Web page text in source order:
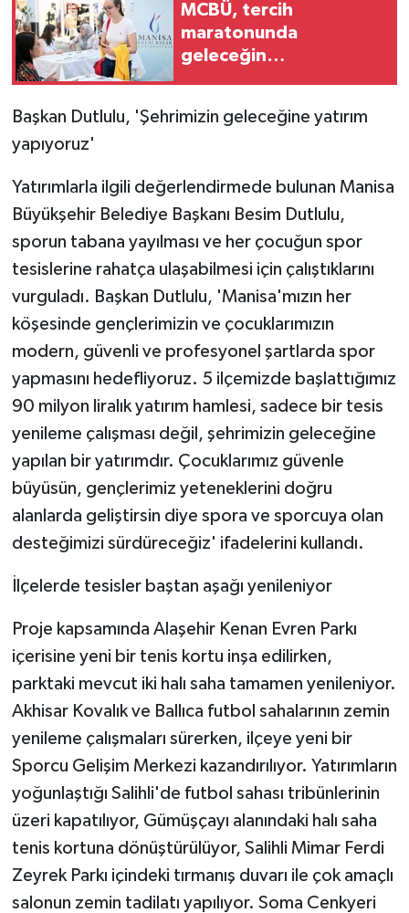
MCBÜ, tercih
maratonunda
geleceğin
Başkan Dutlulu, 'Şehrimizin geleceğine yatırım
yapıyoruz'
Yatırımlarla ilgili değerlendirmede bulunan Manisa
Büyükşehir Belediye Başkanı Besim Dutlulu,
sporun tabana yayılması ve her çocuğun spor
tesislerine rahatça ulaşabilmesi için çalıştıklarını
vurguladı. Başkan Dutlulu, 'Manisa'mızın her
köşesinde gençlerimizin ve çocuklarımızın
modern, güvenli ve profesyonel şartlarda spor
yapmasını hedefliyoruz. 5 ilçemizde başlattığımız
90 milyon liralık yatırım hamlesi, sadece bir tesis
yenileme çalışması değil, şehrimizin geleceğine
yapılan bir yatırımdır. Çocuklarımız güvenle
büyüsün, gençlerimiz yeteneklerini doğru
alanlarda geliştirsin diye spora ve sporcuya olan
desteğimizi sürdüreceğiz' ifadelerini kullandı.
İlçelerde tesisler baştan aşağı yenileniyor
Proje kapsamında Alaşehir Kenan Evren Parkı
içerisine yeni bir tenis kortu inşa edilirken,
parktaki mevcut iki halı saha tamamen yenileniyor.
Akhisar Kovalık ve Ballıca futbol sahalarının zemin
yenileme çalışmaları sürerken, ilçeye yeni bir
Sporcu Gelişim Merkezi kazandırılıyor. Yatırımların
yoğunlaştığı Salihli'de futbol sahası tribünlerinin
üzeri kapatılıyor, Gümüşçayı alanındaki halı saha
tenis kortuna dönüştürülüyor, Salihli Mimar Ferdi
Zeyrek Parkı içindeki tırmanış duvarı ile çok amaçlı
salonun zemin tadilatı yapılıyor. Soma Cenkyeri
MAGAZİN
Otomobil
Sağlık
SİYASET
SPOR HABERLERİ
TEKNOLOJİ
Turizm
ÜLKE GÜNDEMİ
YAŞAM
Yerel Haberler